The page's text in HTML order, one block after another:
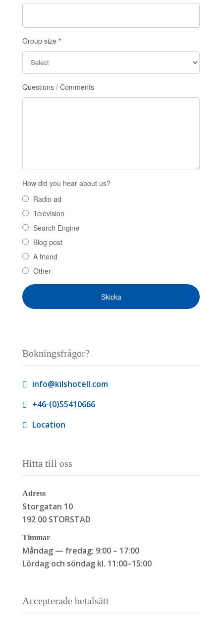
Group size *
Questions / Comments
How did you hear about us?
Radio ad
Television
Search Engine
Blog post
A friend
Other
Bokningsfrågor?
info@kilshotell.com
+46-(0)55410666
Location
Hitta till oss
Adress
Storgatan 10
192 00 STORSTAD
Timmar
Måndag — fredag: 9:00 – 17:00
Lördag och söndag kl. 11:00–15:00
Accepterade betalsätt